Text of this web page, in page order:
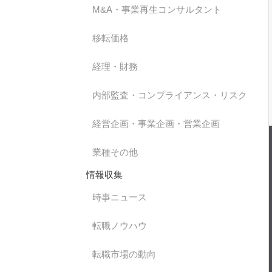
M&A・事業再生コンサルタント
移転価格
経理・財務
内部監査・コンプライアンス・リスク
経営企画・事業企画・営業企画
業種その他
情報収集
時事ニュース
転職ノウハウ
転職市場の動向